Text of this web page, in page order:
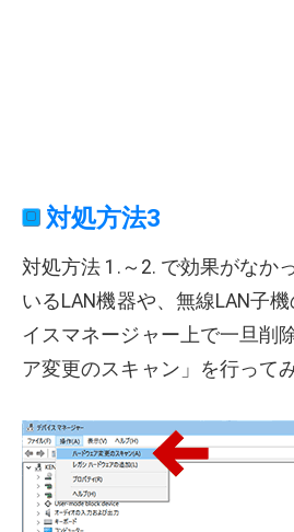
対処方法3
対処方法 1.～2. で効果がなか
いるLAN機器や、無線LAN子
イスマネージャー上で一旦削
ア変更のスキャン」を行って